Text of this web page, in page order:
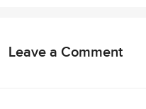
Leave a Comment